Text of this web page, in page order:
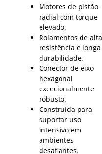
Motores de pistão
radial com torque
elevado.
Rolamentos de alta
resistência e longa
durabilidade.
Conector de eixo
hexagonal
excecionalmente
robusto.
Construída para
suportar uso
intensivo em
ambientes
desafiantes.